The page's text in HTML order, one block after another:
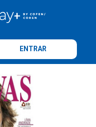
ENTRAR